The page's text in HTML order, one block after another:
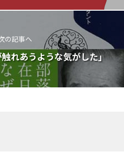
の記事へ
れあうような気がした」